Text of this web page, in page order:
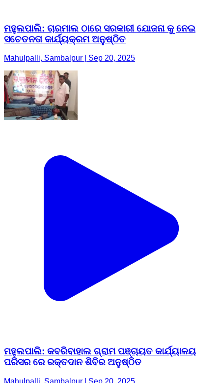
ମହୁଲପାଲି: ଚାରମାଲ ଠାରେ ସରକାରୀ ଯୋଜନା କୁ ନେଇ
ସଚେତନତା କାର୍ଯ୍ୟକ୍ରମ ଅନୁଷ୍ଠିତ
Mahulpalli, Sambalpur | Sep 20, 2025
ମହୁଲପାଲି: କବରିବାହାଲ ଗ୍ରାମ ପଞ୍ଚାୟତ କାର୍ଯ୍ୟାଳୟ
ପରିସର ରେ ରକ୍ତଦାନ ଶିବିର ଅନୁଷ୍ଠିତ
Mahulpalli, Sambalpur | Sep 20, 2025